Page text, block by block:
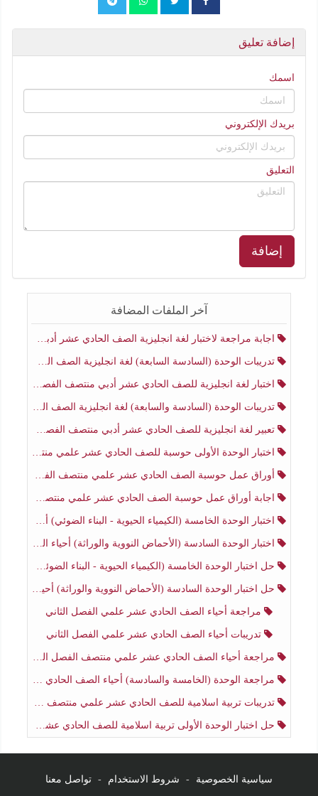
إضافة تعليق
اسمك
بريدك الإلكتروني
التعليق
إضافة
آخر الملفات المضافة
اجابة مراجعة لاختبار لغة انجليزية الصف الحادي عشر أدبي منتصف الفصل الثاني
تدريبات الوحدة (السادسة السابعة) لغة انجليزية الصف الحادي عشر أدبي منتصف الفصل الثاني
اختبار لغة انجليزية للصف الحادي عشر أدبي منتصف الفصل الثاني
تدريبات الوحدة (السادسة والسابعة) لغة انجليزية الصف الحادي عشر أدبي الفصل الثاني
تعبير لغة انجليزية للصف الحادي عشر أدبي منتصف الفصل الثاني
اختبار الوحدة الأولى حوسبة للصف الحادي عشر علمي منتصف الفصل الثاني
أوراق عمل حوسبة الصف الحادي عشر علمي منتصف الفصل الثاني
اجابة أوراق عمل حوسبة الصف الحادي عشر علمي منتصف الفصل الثاني
اختبار الوحدة الخامسة (الكيمياء الحيوية - البناء الضوئي) أحياء الصف الحادي عشر علمي الفصل الثاني
اختبار الوحدة السادسة (الأحماض النووية والوراثة) أحياء الصف الحادي عشر علمي منتصف الفصل الثاني
حل اختبار الوحدة الخامسة (الكيمياء الحيوية - البناء الضوئي) أحياء الصف الحادي عشر علمي الفصل الثاني
حل اختبار الوحدة السادسة (الأحماض النووية والوراثة) أحياء الصف الحادي عشر علمي منتصف الفصل الثاني
مراجعة أحياء الصف الحادي عشر علمي الفصل الثاني
تدريبات أحياء الصف الحادي عشر علمي الفصل الثاني
مراجعة أحياء الصف الحادي عشر علمي منتصف الفصل الثاني
مراجعة الوحدة (الخامسة والسادسة) أحياء الصف الحادي عشر علمي منتصف الفصل الثاني
تدريبات تربية اسلامية للصف الحادي عشر علمي منتصف الفصل الثاني
حل اختبار الوحدة الأولى تربية اسلامية للصف الحادي عشر علمي منتصف الفصل الثاني
سياسية الخصوصية - شروط الاستخدام - تواصل معنا